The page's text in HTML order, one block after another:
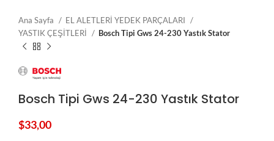
Ana Sayfa
EL ALETLERİ YEDEK PARÇALARI
YASTIK ÇEŞİTLERİ
Bosch Tipi Gws 24-230 Yastık Stator
Bosch Tipi Gws 24-230 Yastık Stator
$33,00